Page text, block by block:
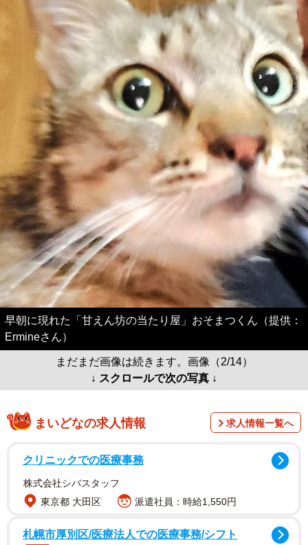
早朝に現れた「甘えん坊の当たり屋」おそまつくん（提供：
Ermineさん）
まだまだ画像は続きます。画像（2/14）
↓ スクロールで次の写真 ↓
まいどなの求人情報 求人情報一覧へ
クリニックでの医療事務
株式会社シバスタッフ
東京都 大田区
派遣社員：時給1,550円
札幌市厚別区/医療法人での医療事務/シフト